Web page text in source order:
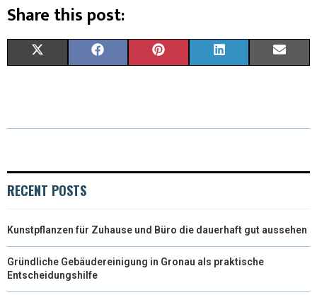
Share this post:
W
E
R
)
E
K
T
S
K
N
I
RECENT POSTS
Kunstpflanzen für Zuhause und Büro die dauerhaft gut aussehen
Gründliche Gebäudereinigung in Gronau als praktische
Entscheidungshilfe